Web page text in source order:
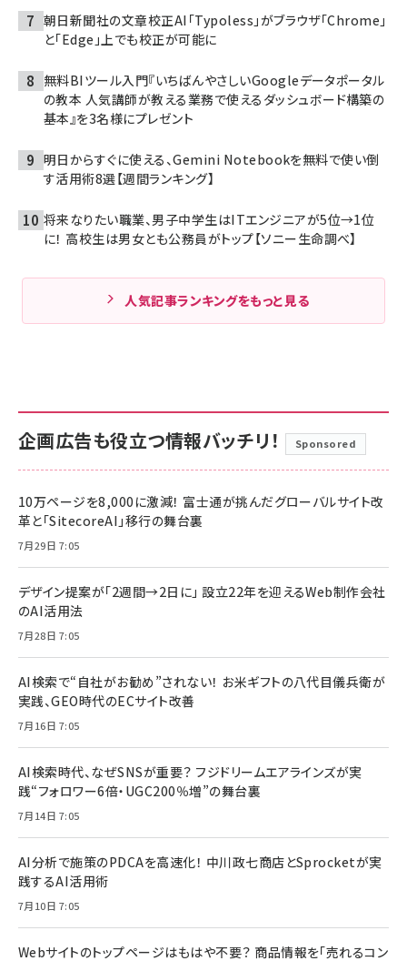
朝日新聞社の文章校正AI「Typoless」がブラウザ「Chrome」
と「Edge」上でも校正が可能に
無料BIツール入門『いちばんやさしいGoogleデータポータル
の教本 人気講師が教える業務で使えるダッシュボード構築の
基本』を3名様にプレゼント
明日からすぐに使える、Gemini Notebookを無料で使い倒
す活用術8選【週間ランキング】
将来なりたい職業、男子中学生はITエンジニアが5位→1位
に！ 高校生は男女とも公務員がトップ【ソニー生命調べ】
人気記事ランキングをもっと見る
企画広告も役立つ情報バッチリ！ Sponsored
10万ページを8,000に激減！ 富士通が挑んだグローバルサイト改
革と「SitecoreAI」移行の舞台裏
7月29日 7:05
デザイン提案が「2週間→2日に」 設立22年を迎えるWeb制作会社
のAI活用法
7月28日 7:05
AI検索で“自社がお勧め”されない！ お米ギフトの八代目儀兵衛が
実践、GEO時代のECサイト改善
7月16日 7:05
AI検索時代、なぜSNSが重要？ フジドリームエアラインズが実
践“フォロワー6倍・UGC200％増”の舞台裏
7月14日 7:05
AI分析で施策のPDCAを高速化！ 中川政七商店とSprocketが実
践するAI活用術
7月10日 7:05
Webサイトのトップページはもはや不要？ 商品情報を「売れるコン